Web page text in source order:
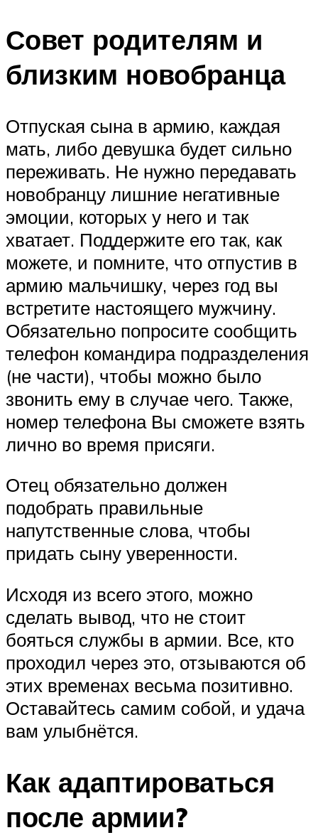
Совет родителям и
близким новобранца
Отпуская сына в армию, каждая
мать, либо девушка будет сильно
переживать. Не нужно передавать
новобранцу лишние негативные
эмоции, которых у него и так
хватает. Поддержите его так, как
можете, и помните, что отпустив в
армию мальчишку, через год вы
встретите настоящего мужчину.
Обязательно попросите сообщить
телефон командира подразделения
(не части), чтобы можно было
звонить ему в случае чего. Также,
номер телефона Вы сможете взять
лично во время присяги.
Отец обязательно должен
подобрать правильные
напутственные слова, чтобы
придать сыну уверенности.
Исходя из всего этого, можно
сделать вывод, что не стоит
бояться службы в армии. Все, кто
проходил через это, отзываются об
этих временах весьма позитивно.
Оставайтесь самим собой, и удача
вам улыбнётся.
Как адаптироваться
после армии?